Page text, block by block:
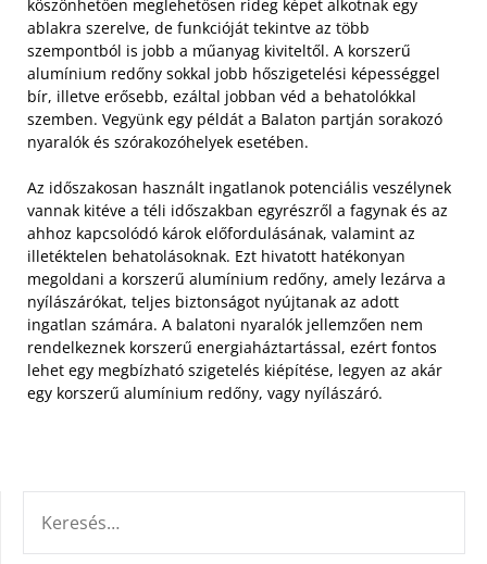
köszönhetően meglehetősen rideg képet alkotnak egy
ablakra szerelve, de funkcióját tekintve az több
szempontból is jobb a műanyag kiviteltől. A korszerű
alumínium redőny sokkal jobb hőszigetelési képességgel
bír, illetve erősebb, ezáltal jobban véd a behatolókkal
szemben. Vegyünk egy példát a Balaton partján sorakozó
nyaralók és szórakozóhelyek esetében.
Az időszakosan használt ingatlanok potenciális veszélynek
vannak kitéve a téli időszakban egyrészről a fagynak és az
ahhoz kapcsolódó károk előfordulásának, valamint az
illetéktelen behatolásoknak. Ezt hivatott hatékonyan
megoldani a korszerű alumínium redőny, amely lezárva a
nyílászárókat, teljes biztonságot nyújtanak az adott
ingatlan számára. A balatoni nyaralók jellemzően nem
rendelkeznek korszerű energiaháztartással, ezért fontos
lehet egy megbízható szigetelés kiépítése, legyen az akár
egy korszerű alumínium redőny, vagy nyílászáró.